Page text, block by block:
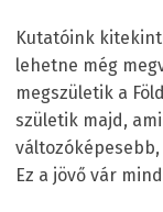
Kutatóink
lehetne még
megszületik a
születik majd,
Ez a jövő vár